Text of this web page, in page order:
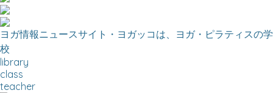
ヨガ情報ニュースサイト・ヨガッコは、ヨガ・ピラティスの学
校
library
class
teacher